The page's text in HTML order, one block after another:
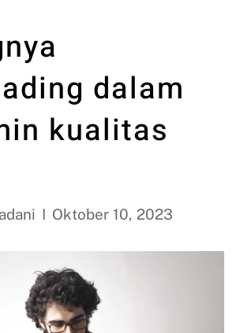
dalam
kualitas
Oktober 10, 2023